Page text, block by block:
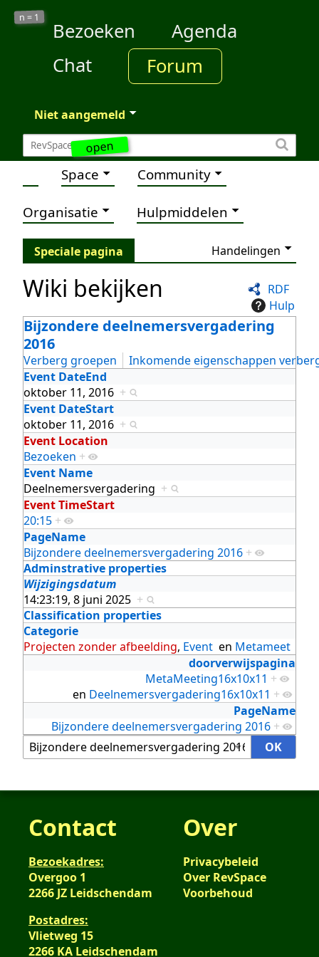
open
n = 1
Bezoeken
Agenda
Chat
Forum
Niet aangemeld
Space Community
Organisatie Hulpmiddelen
Speciale pagina Handelingen
RDF
Hulp
Wiki bekijken
Bijzondere deelnemersvergadering
2016
Verberg groepen
Inkomende eigenschappen
Event DateEnd
oktober 11, 2016 +
Event DateStart
oktober 11, 2016 +
Event Location
Bezoeken +
Event Name
Deelnemersvergadering +
Event TimeStart
20:15 +
PageName
Bijzondere deelnemersvergadering 2016 +
Adminstrative properties
Wijzigingsdatum
14:23:19, 8 juni 2025 +
Classification properties
Categorie
Projecten zonder afbeelding, Event en Metameet
doorverwijspagina
MetaMeeting16x10x11 +
en Deelnemersvergadering16x10x11 +
PageName
Bijzondere deelnemersvergadering 2016 +
Contact
Bezoekadres:
Overgoo 1
2266 JZ Leidschendam
Postadres:
Vlietweg 15
2266 KA Leidschendam
Over
Privacybeleid
Over RevSpace
Voorbehoud